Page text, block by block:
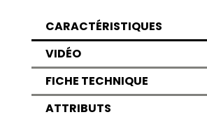
CARACTÉRISTIQUES
VIDÉO
FICHE TECHNIQUE
ATTRIBUTS